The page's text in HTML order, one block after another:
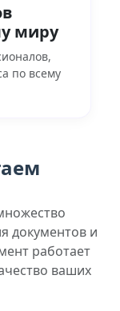
миру
по всему
документов и
работает
ваших